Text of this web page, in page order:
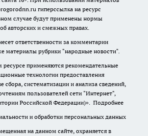
гиперссылка на ресурс
случае будут применены нормы
авторских и смежных правах.
ответственности за комментарии
материалы рубрики "народные новости".
применяются рекомендательные
технологии предоставления
сбора, систематизации и анализа сведений,
пользователей сети "Интернет",
Российской Федерации)». Подробнее
и обработки персональных данных
на данном сайте, охраняется в